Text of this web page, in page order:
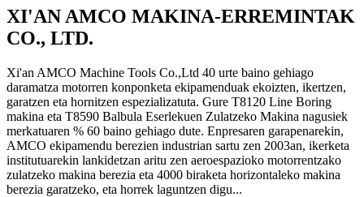
XI'AN AMCO MAKINA-ERREMINTAK
CO., LTD.
Xi'an AMCO Machine Tools Co.,Ltd 40 urte baino gehiago
daramatza motorren konponketa ekipamenduak ekoizten, ikertzen,
garatzen eta hornitzen espezializatuta. Gure T8120 Line Boring
makina eta T8590 Balbula Eserlekuen Zulatzeko Makina nagusiek
merkatuaren % 60 baino gehiago dute. Enpresaren garapenarekin,
AMCO ekipamendu berezien industrian sartu zen 2003an, ikerketa
institutuarekin lankidetzan aritu zen aeroespazioko motorrentzako
zulatzeko makina berezia eta 4000 biraketa horizontaleko makina
berezia garatzeko, eta horrek laguntzen digu...